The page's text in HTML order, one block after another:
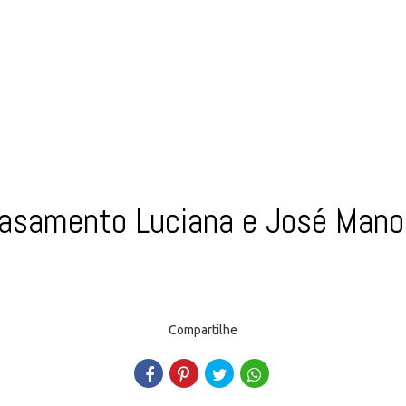
Luciana e José
Compartilhe